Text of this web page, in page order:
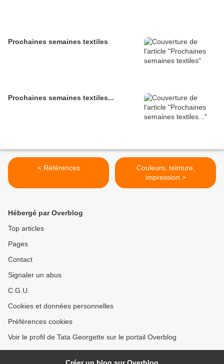
Prochaines semaines textiles
Prochaines semaines textiles...
< Références
Couleurs, teinture,
impression >
Hébergé par Overblog
Top articles
Pages
Contact
Signaler un abus
C.G.U.
Cookies et données personnelles
Préférences cookies
Voir le profil de Tata Georgette sur le portail Overblog